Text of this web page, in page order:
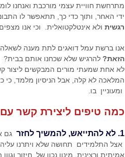
מתרחשת חוויית עצמי מורכבת ואנחנו
ידי האחר, ותוך כדי כך, תתאפשר לו
רגשית ולא אינטלקטואלית. וכי אנו
אנו ברשת עמל דואגים לתת מענה
הזאת? להרגיש שלא שכחנו אותם בבית?
לא אחת שמעתי מורים המבקשים ליצור
המלאכה לא קלה, אבל הניסיון מלמד,
ומעוניין בו.
כמה טיפים ליצירת קשר
1. לא להתייאש, להמשיך לחזר
גם
אצל התלמידים תחושה שלא ויתרנו
אמיתית ורצינית. מינון נכון של חיזור